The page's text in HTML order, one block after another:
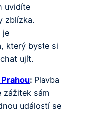
uvidíte
zblízka.
je
který byste si
ujít.
: Plavba
zážitek sám
událostí se